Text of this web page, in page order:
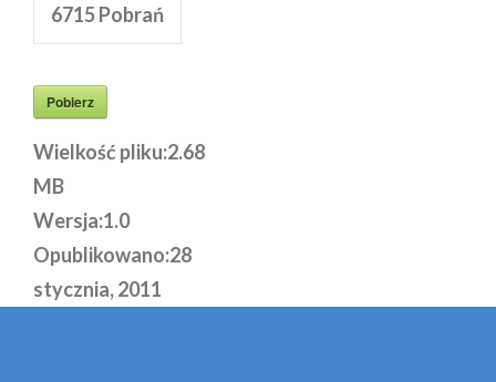
6715Pobrań
Pobierz
Wielkość pliku:2.68
MB
Wersja:1.0
Opublikowano:28
stycznia, 2011